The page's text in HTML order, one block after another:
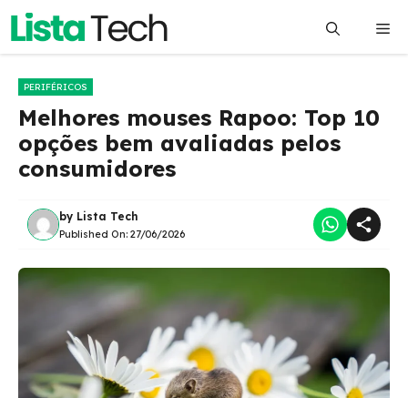
Pular
o
PERIFÉRICOS
Melhores mouses Rapoo: Top 10
opções bem avaliadas pelos
consumidores
by Lista Tech
Published On: 27/06/2026